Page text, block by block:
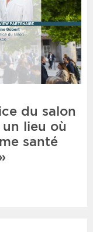
du salon
lieu où
santé